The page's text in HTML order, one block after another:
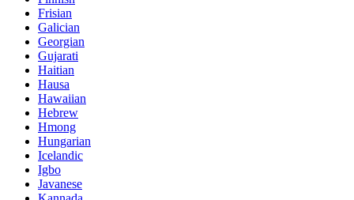
Frisian
Galician
Georgian
Gujarati
Haitian
Hausa
Hawaiian
Hebrew
Hmong
Hungarian
Icelandic
Igbo
Javanese